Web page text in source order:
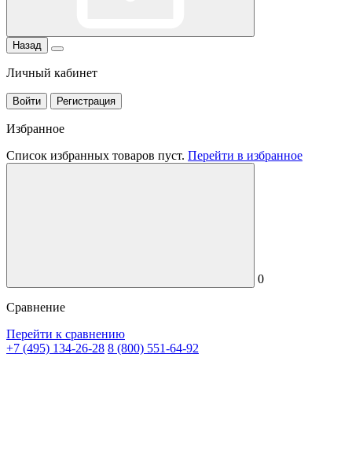
Назад
Личный кабинет
Войти Регистрация
Избранное
Список избранных товаров пуст. Перейти в избранное
0
Сравнение
Перейти к сравнению
+7 (495) 134-26-28 8 (800) 551-64-92